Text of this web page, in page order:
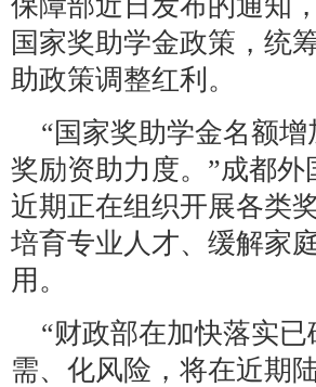
国家奖助学金政策，统
助政策调整红利。
“国家奖助学金名额
奖励资助力度。”成都
近期正在组织开展各类
培育专业人才、缓解家
用。
“财政部在加快落实
需、化风险，将在近期